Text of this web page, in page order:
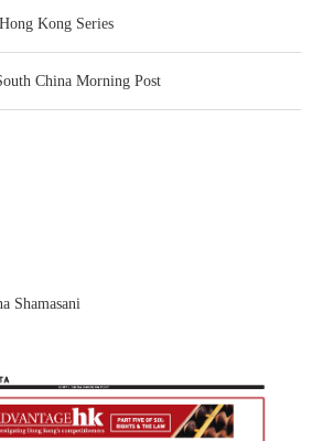
Kong Series
China Morning Post
Shamasani